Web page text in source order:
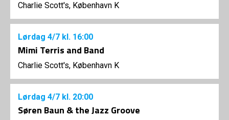
Charlie Scott's, København K
Lørdag 4/7 kl. 16:00
Mimi Terris and Band
Charlie Scott's, København K
Lørdag 4/7 kl. 20:00
Søren Baun & the Jazz Groove